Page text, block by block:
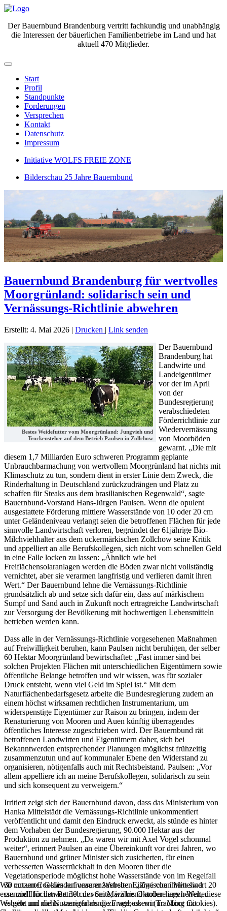
Der Bauernbund Brandenburg vertritt fachkundig und unabhängig
die Interessen der bäuerlichen Familienbetriebe im Land und hat
aktuell 470 Mitglieder.
Start
Profil
Standpunkte
Forderungen
Versprechen
Kontakt
Datenschutz
Impressum
Initiative WOLFS FREIE ZONE
Bilderschau 25 Jahre Bauernbund
Bauernbund Brandenburg für wertvolles
Moorgrünland: solidarisch sein und
Vernässungs-Richtlinie abwehren
Erstellt: 4. Mai 2026 | Drucken | Link senden
Bestes Weidefutter vom Moorgrünland: Jungvieh und
Trockensteher auf dem Betrieb Paulsen in Zollchow
Der Bauernbund
Brandenburg hat
Landwirte und
Landeigentümer
vor der im April
von der
Bundesregierung
verabschiedeten
Förderrichtlinie zur
Wiedervernässung
von Moorböden
gewarnt. „Die mit
diesem 1,7 Milliarden Euro schweren Programm geplante
Unbrauchbarmachung von wertvollem Moorgrünland hat nichts mit
Klimaschutz zu tun, sondern dient in erster Linie dem Zweck, die
Rinderhaltung in Deutschland zurückzudrängen und Platz zu
schaffen für Steaks aus dem brasilianischen Regenwald“, sagte
Bauernbund-Vorstand Hans-Jürgen Paulsen. Wenn die opulent
ausgestattete Förderung mittlere Wasserstände von 10 oder 20 cm
unter Geländeniveau verlangt seien die betroffenen Flächen für jede
sinnvolle Landwirtschaft verloren, begründet der 61jährige Bio-
Milchviehhalter aus dem uckermärkischen Zollchow seine Kritik
und appelliert an alle Berufskollegen, sich nicht vom schnellen Geld
in eine Falle locken zu lassen: „Ähnlich wie bei
Freiflächensolaranlagen werden die Böden zwar nicht vollständig
vernichtet, aber sie verarmen langfristig und verlieren damit ihren
Wert.“ Der Bauernbund lehne die Vernässungs-Richtlinie
grundsätzlich ab und setze sich dafür ein, dass auf märkischem
Sumpf und Sand auch in Zukunft noch ertragreiche Landwirtschaft
zur Versorgung der Bevölkerung mit hochwertigen Lebensmitteln
betrieben werden kann.
Dass alle in der Vernässungs-Richtlinie vorgesehenen Maßnahmen
auf Freiwilligkeit beruhen, kann Paulsen nicht beruhigen, der selber
60 Hektar Moorgrünland bewirtschaftet: „Fast immer sind bei
solchen Projekten Flächen mit unterschiedlichen Eigentümern sowie
öffentliche Belange betroffen und wir wissen, was für sozialer
Druck entsteht, wenn viel Geld im Spiel ist.“ Mit dem
Naturflächenbedarfsgesetz arbeite die Bundesregierung zudem an
einem höchst wirksamen rechtlichen Instrumentarium, um
widerspenstige Eigentümer zur Raison zu bringen, indem der
Renaturierung von Mooren und Auen künftig überragendes
öffentliches Interesse zugeschrieben wird. Der Bauernbund rät
betroffenen Landwirten und Eigentümern daher, sich bei
Bekanntwerden entsprechender Planungen möglichst frühzeitig
zusammenzutun und auf kommunaler Ebene den Widerstand zu
organisieren, nötigenfalls auch mit Rechtsbeistand. Paulsen: „Vor
allem appelliere ich an meine Berufskollegen, solidarisch zu sein
und sich konsequent zu verweigern.“
Irritiert zeigt sich der Bauernbund davon, dass das Ministerium von
Hanka Mittelstädt die Vernässungs-Richtlinie unkommentiert
veröffentlicht und damit den Eindruck erweckt, als stünde es hinter
dem Vorhaben der Bundesregierung, 90.000 Hektar aus der
Produktion zu nehmen. „Da waren wir mit Axel Vogel schonmal
weiter“, erinnert Paulsen an eine Übereinkunft vor drei Jahren, wo
Bauernbund und grüner Minister sich zusicherten, für einen
verbesserten Wasserrückhalt in den Mooren über die
Vegetationsperiode möglichst hohe Wasserstände von im Regelfall
30 cm unter Geländeniveau anzustreben. „Zwischen Mittelwert 20
cm und Höchstwert 30 cm vom März bis Oktober liegen Welten –
es geht um nichts weniger als die Frage, ob wir im Moor mit
Wir nutzen Cookies auf unserer Website. Einige von ihnen sind
essenziell für den Betrieb der Seite, während andere uns helfen, diese
Website und die Nutzererfahrung zu verbessern (Tracking Cookies).